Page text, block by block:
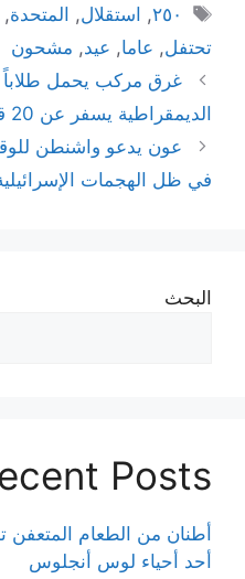
الوسوم
٢٥٠, استقلال, المتحدة,
تحتفل, عاما, عيد, مشحون
غرق مركب يحمل طلاباً
الديمقراطية يسفر عن 20 قتيلاً على الأقل
عون يدعو واشنطن
في ظل الهجمات
البحث
Posts
أطنان من الطعام
أحد أحياء لوس أنجلوس